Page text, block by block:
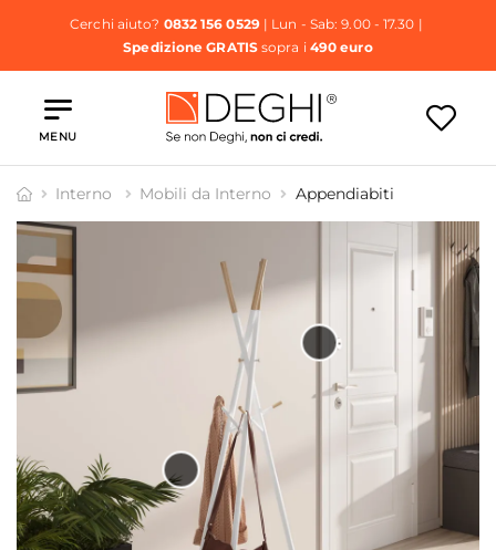
Cerchi aiuto? 0832 156 0529| Lun - Sab: 9.00 - 17.30 |
Spedizione GRATISsopra i 490 euro
MENU
Interno Mobili da Interno Appendiabiti